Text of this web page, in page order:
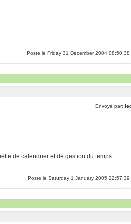
Poste le Friday 31 December 2004 08:50:38
Envoyé par:
de calendrier et de gestion du temps.
Poste le Saturday 1 January 2005 22:57:39